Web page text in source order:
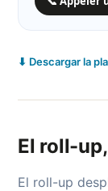
⬇ Descargar la
El roll-
El roll-up